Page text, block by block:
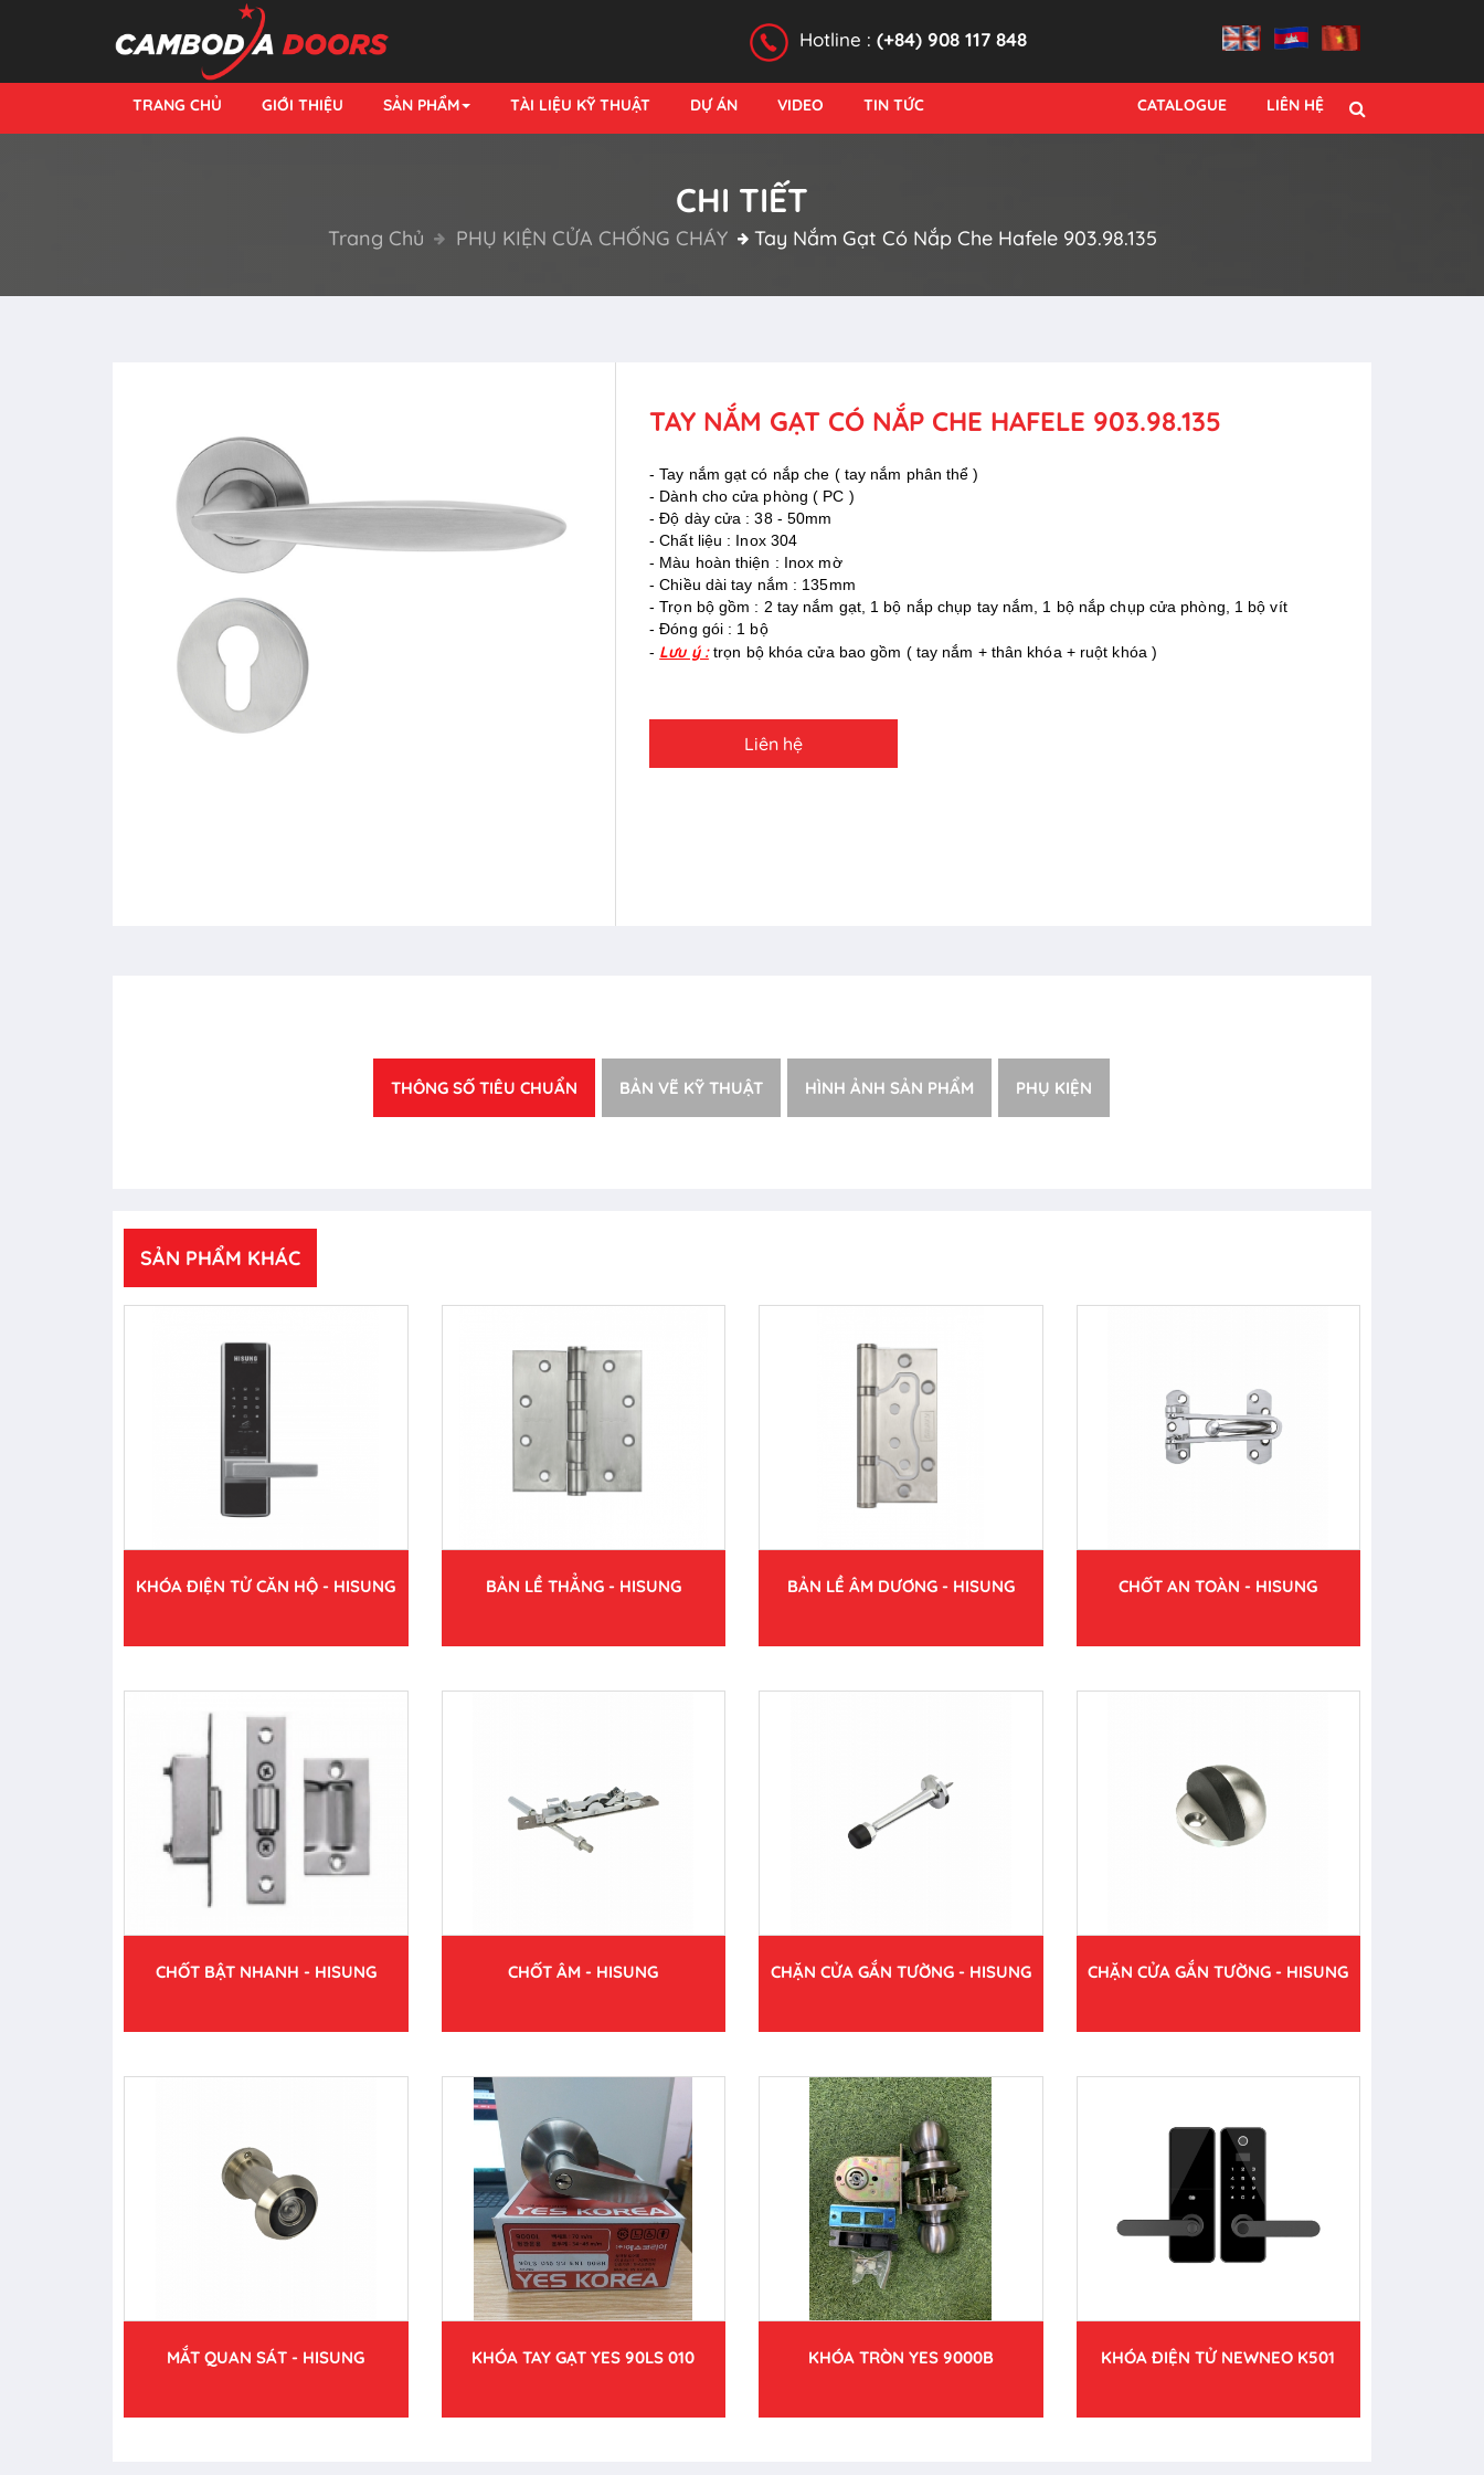
Hotline : (+84) 908 117 848
TRANG CHỦ GIỚI THIỆU SẢN PHẨM TÀI LIỆU KỸ THUẬT DỰ ÁN VIDEO TIN TỨC CATALOGUE LIÊN HỆ
CHI TIẾT
Trang Chủ PHỤ KIỆN CỬA CHỐNG CHÁY Tay Nắm Gạt Có Nắp Che Hafele 903.98.135
TAY NẮM GẠT CÓ NẮP CHE HAFELE 903.98.135
- Tay nắm gạt có nắp che ( tay nắm phân thể )
- Dành cho cửa phòng ( PC )
- Độ dày cửa : 38 - 50mm
- Chất liệu : Inox 304
- Màu hoàn thiện : Inox mờ
- Chiều dài tay nắm : 135mm
- Trọn bộ gồm : 2 tay nắm gạt, 1 bộ nắp chụp tay nắm, 1 bộ nắp chụp cửa phòng, 1 bộ vít
- Đóng gói : 1 bộ
- Lưu ý :trọn bộ khóa cửa bao gồm ( tay nắm + thân khóa + ruột khóa )
Liên hệ
THÔNG SỐ TIÊU CHUẨN BẢN VẼ KỸ THUẬT HÌNH ẢNH SẢN PHẨM PHỤ KIỆN
SẢN PHẨM KHÁC
KHÓA ĐIỆN TỬ CĂN HỘ - HISUNG BẢN LỀ THẲNG - HISUNG BẢN LỀ ÂM DƯƠNG - HISUNG CHỐT AN TOÀN - HISUNG
CHỐT BẬT NHANH - HISUNG CHỐT ÂM - HISUNG CHẶN CỬA GẮN TƯỜNG - HISUNG CHẶN CỬA GẮN TƯỜNG - HISUNG
MẮT QUAN SÁT - HISUNG KHÓA TAY GẠT YES 90LS 010 KHÓA TRÒN YES 9000B KHÓA ĐIỆN TỬ NEWNEO K501